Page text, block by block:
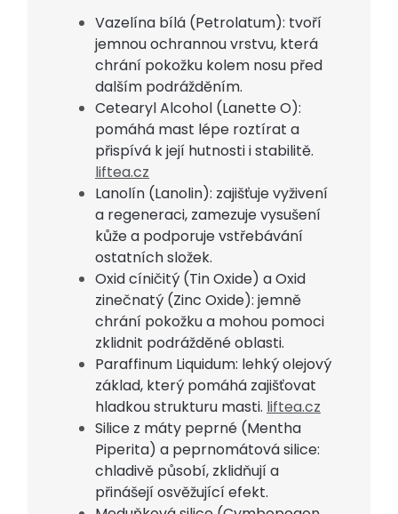
Vazelína bílá (Petrolatum): tvoří
jemnou ochrannou vrstvu, která
chrání pokožku kolem nosu před
dalším podrážděním.
Cetearyl Alcohol (Lanette O):
pomáhá mast lépe roztírat a
přispívá k její hutnosti i stabilitě.
liftea.cz
Lanolín (Lanolin): zajišťuje vyživení
a regeneraci, zamezuje vysušení
kůže a podporuje vstřebávání
ostatních složek.
Oxid cíničitý (Tin Oxide) a Oxid
zinečnatý (Zinc Oxide): jemně
chrání pokožku a mohou pomoci
zklidnit podrážděné oblasti.
Paraffinum Liquidum: lehký olejový
základ, který pomáhá zajišťovat
hladkou strukturu masti. liftea.cz
Silice z máty peprné (Mentha
Piperita) a peprnomátová silice:
chladivě působí, zklidňují a
přinášejí osvěžující efekt.